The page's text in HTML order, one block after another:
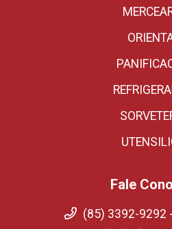
Fale
(85) 3392-9292